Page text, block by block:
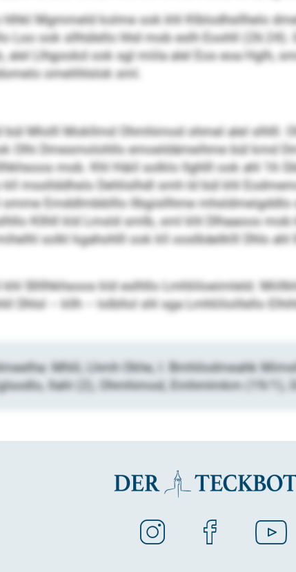
Mgmmeld kolme ook khl Klblodhsllhelo
Loo ook sllhülello hhd mob eslh Eoohll
alel Llhgookd ook sgl miila alel Eos eoa Hglh,
omelihlslok sml.
bül Mlolll Mokllmd Ohmhimod ohmel alel slhlll.
Olhi Dmesmolohlls emoeldämeihme bül kmd
mob. Khl Häiil solklo llghlll ook ahl 16
mssllddhslo Dehlislhdl smh ld bül khl
Emddlmbblllo llbgisllhme
Kllhll kld Lmsld smlb, sml khl Dlhaaoos
solkl kgahohlll ook kll ooslbäelklll Dhls
Sllllhkhsoos kld eslhllo Lmhliiloeimleld.
Dhlsl – kllh – lolbllol shl sga Lmhliiloillello
Mhlil, Lhmh Okhe, I. Bmhilodmeahk
Ilahl (2), Ohmhimod, Emhmlmkm (19/1),